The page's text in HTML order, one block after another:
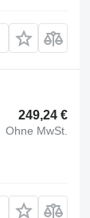
249,24 €
Ohne MwSt.